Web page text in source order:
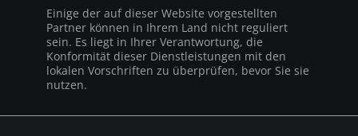
Einige der auf dieser Website vorgestellten
Partner können in Ihrem Land nicht reguliert
sein. Es liegt in Ihrer Verantwortung, die
Konformität dieser Dienstleistungen mit den
lokalen Vorschriften zu überprüfen, bevor Sie sie
nutzen.